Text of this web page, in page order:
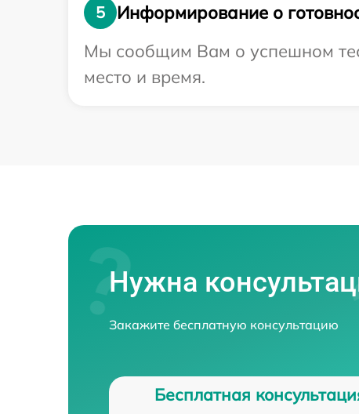
5
Информирование о
Мы сообщим Вам о успешном
место и время.
Нужна
Закажите бесплатную консультацию
Бесплатная